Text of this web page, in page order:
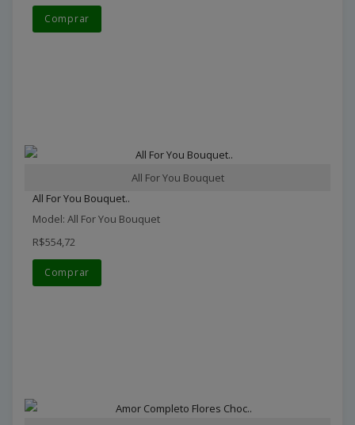
Comprar
All For You Bouquet
All For You Bouquet..
Model: All For You Bouquet
R$554,72
Comprar